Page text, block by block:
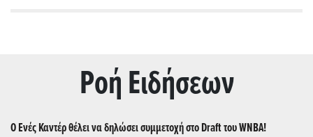
Ρoή Ειδήσεων
Ο Ενές Καντέρ θέλει να δηλώσει συμμετοχή στο Draft του WNBA!